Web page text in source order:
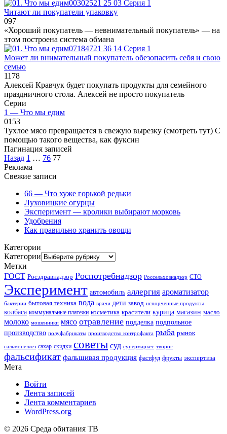
Серия 1
Читают ли покупатели упаковку
097
«Хороший покупатель — невнимательный покупатель» — на
этом построена система обмана
Серия 1
Может ли внимательный покупатель обезопасить себя и свою
семью
1178
Алексей Кравчук будет покупать продукты для семейного
праздничного стола. Алексей не просто покупатель
Серии
1 — Что мы едим
0153
Тухлое мясо превращается в свежую вырезку (смотреть тут) С
помощью такого вещества, как фуксин
Пагинация записей
Назад 1 … 76 77
Реклама
Свежие записи
66 — Что хуже горькой редьки
Луховицкие огурцы
Эксперимент — кролики выбирают морковь
Удобрения
Как правильно хранить овощи
Категории
Категории
Метки
ГОСТ Росздравнадзор Роспотребнадзор Россельхознадзор СТО
Эксперимент автомобиль аллергия ароматизатор
бактерии бытовая техника вода врачи дети завод испорченные продукты
колбаса коммунальные платежи косметика красители курица магазин масло
молоко мошенники мясо отравление подделка подпольное
производство полуфабрикаты производство контрофакта рыба рынок
сальмонеллез сахар скидки советы суд супермаркет творог
фальсификат фальшивая продукция фастфуд фрукты экспертиза
Мета
Войти
Лента записей
Лента комментариев
WordPress.org
© 2026 Среда обитания ТВ